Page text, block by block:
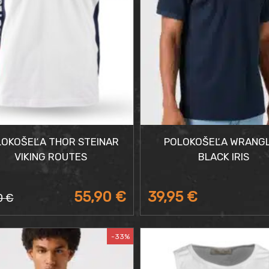
THOR STEINAR
VIKING ROUTES
€ 55,90 €
POLOKOŠEĽA
BLACK IRIS
39,95 €
-33%